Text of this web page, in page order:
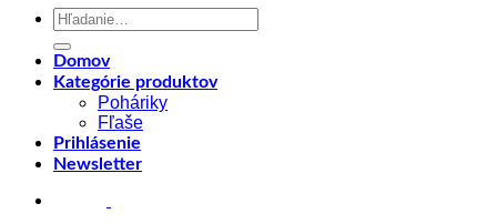
Hľadať:
Domov
Kategórie produktov
Poháriky
Fľaše
Prihlásenie
Newsletter